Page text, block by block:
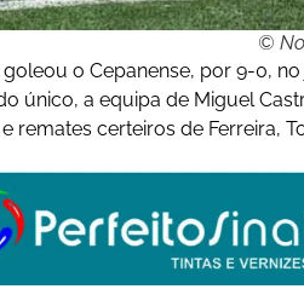
©
goleou o Cepanense, por 9-0,
único, a equipa de Miguel
remates certeiros de Ferreira,